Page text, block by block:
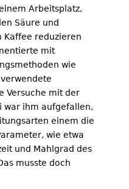
Arbeitsplatz,
Säure und
Kaffee reduzieren
mit
wie
Versuche mit der
war ihm aufgefallen,
einem die
wie etwa
und Mahlgrad des
musste doch